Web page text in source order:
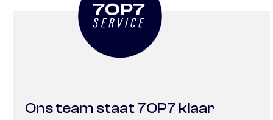
Ons team staat 7OP7 klaar